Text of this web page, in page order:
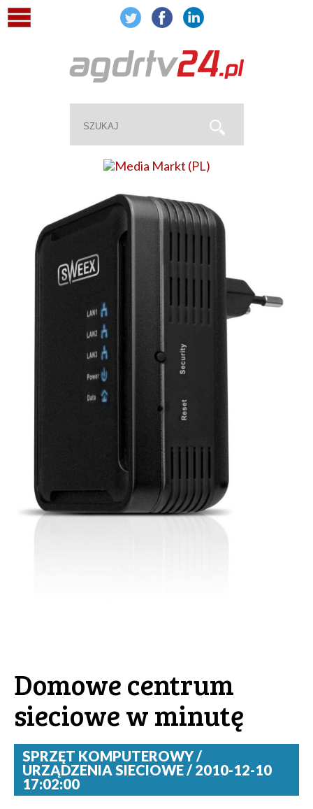
Domowe centrum
sieciowe w minutę
SPRZĘT KOMPUTEROWY /
URZĄDZENIA SIECIOWE / 2010-12-10
17:02:00